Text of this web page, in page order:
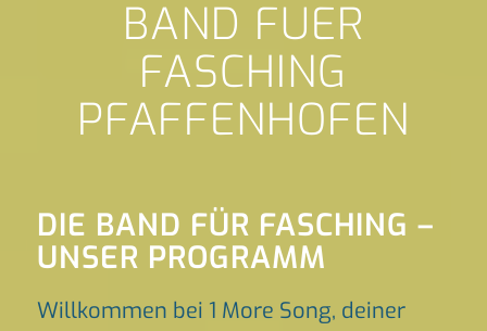
BAND FUER
FASCHING
PFAFFENHOFEN
DIE BAND FÜR FASCHING –
UNSER PROGRAMM
Willkommen bei 1 More Song, deiner